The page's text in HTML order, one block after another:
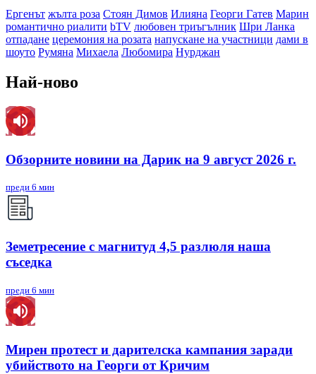
Ергенът жълта роза Стоян Димов Илияна Георги Гатев Марин
романтично риалити bTV любовен триъгълник Шри Ланка
отпадане церемония на розата напускане на участници дами в
шоуто Румяна Михаела Любомира Нурджан
Най-ново
Обзорните новини на Дарик на 9 август 2026 г.
преди 6 мин
Земетресение с магнитуд 4,5 разлюля наша
съседка
преди 6 мин
Мирен протест и дарителска кампания заради
убийството на Георги от Кричим